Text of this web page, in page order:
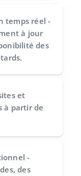
temps réel -
à jour
des
et
à partir de
-
des